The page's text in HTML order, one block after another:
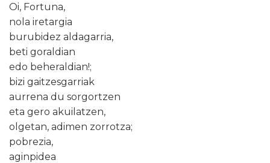
Oi, Fortuna,
nola iretargia
burubidez aldagarria,
beti goraldian
edo beheraldian!;
bizi gaitzesgarriak
aurrena du sorgortzen
eta gero akuilatzen,
olgetan, adimen zorrotza;
pobrezia,
aginpidea